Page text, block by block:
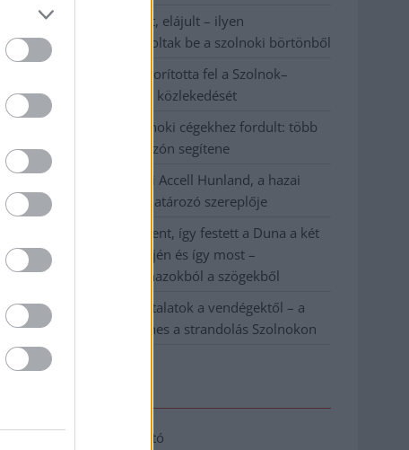
A zárkában rosszul lett, elájult – ilyen
körülményekről számoltak be a szolnoki börtönből
Váratlan fennakadás borította fel a Szolnok–
Kecskemét vasútvonal közlekedését
A polgármester a szolnoki cégekhez fordult: több
száz elbocsátott dolgozón segítene
Csődbe ment a tószegi Accell Hunland, a hazai
kerékpárgyártás meghatározó szereplője
Egyszer fent, egyszer lent, így festett a Duna a két
évvel ezelőtti árvíz idején és így most –
fotógyűjtemény ugyanazokból a szögekből
Ilyenek eddig a tapasztalatok a vendégektől – a
hőhullám miatt ingyenes a strandolás Szolnokon
Adatkezelési tájékoztató